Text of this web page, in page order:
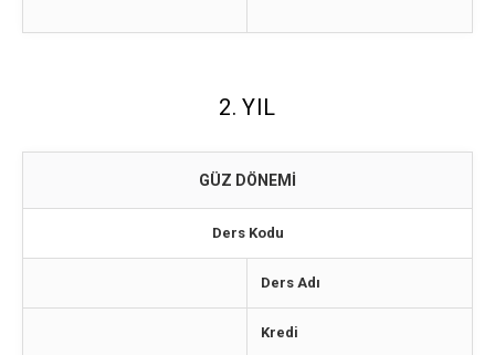
2. YIL
GÜZ DÖNEMİ
Ders Kodu
Ders Adı
Kredi